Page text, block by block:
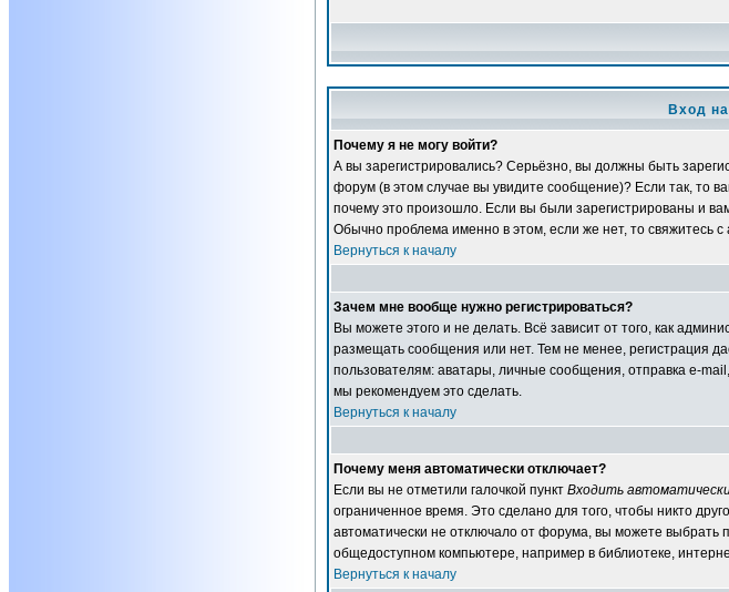
Вход
Почему я не могу войти?
А вы зарегистрировались? Серьёзно, вы должны быть
форум (в этом случае вы увидите сообщение)? Если так, то
почему это произошло. Если вы были зарегистрированы и
Обычно проблема именно в этом, если же нет, то свяжитесь
Вернуться к началу
Зачем мне вообще нужно регистрироваться?
Вы можете этого и не делать. Всё зависит от того, как
размещать сообщения или нет. Тем не менее, регистрация
пользователям: аватары, личные сообщения, отправка e-mail,
мы рекомендуем это сделать.
Вернуться к началу
Почему меня автоматически отключает?
Если вы не отметили галочкой пункт Входить
ограниченное время. Это сделано для того, чтобы никто
автоматически не отключало от форума, вы можете выбрать
общедоступном компьютере, например в библиотеке,
Вернуться к началу